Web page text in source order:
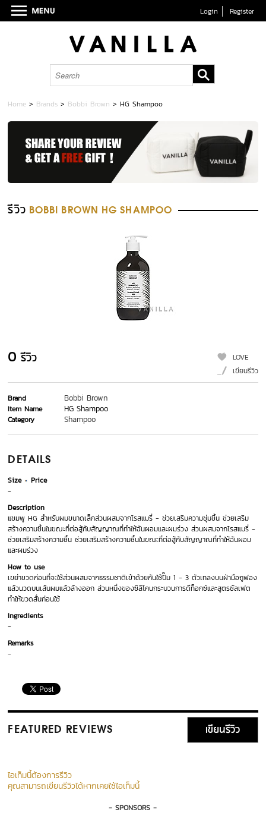
Login Register
Home > Brands > Bobbi Brown >HG Shampoo
รีวิว BOBBI BROWN HG SHAMPOO
0 รีวิว
LOVE
เขียนรีวิว
Brand Bobbi Brown
Item Name HG Shampoo
Category Shampoo
DETAILS
Size
Price
-
Description
แชมพู HG สำหรับผมขนาดเล็กส่วนผสมจากโรสแมรี่ - ช่วยเสริมความชุ่มชื้น ช่วยเสริม
สร้างความชื้นในขณะที่ต่อสู้กับสัญญาณที่ทำให้ฉันผอมและผมร่วง ส่วนผสมจากโรสแมรี่ -
ช่วยเสริมสร้างความชื้น ช่วยเสริมสร้างความชื้นในขณะที่ต่อสู้กับสัญญาณที่ทำให้ฉันผอม
และผมร่วง
How to use
เขย่าขวดก่อนที่จะใช้ส่วนผสมจากธรรมชาติเข้าด้วยกันใช้ปั๊ม 1 - 3 ตัวเทลงบนฝ่ามือถูฟอง
แล้วนวดบนเส้นผมแล้วล้างออก ส่วนหนึ่งของซิลิโคนกระบวนการดีท็อกซ์และสูตรซัลเฟต
ทำให้ขวดสั่นก่อนใช้
Ingredients
-
Remarks
-
FEATURED REVIEWS เขียนรีวิว
ไอเท็มนี้ต้องการรีวิว
คุณสามารถเขียนรีวิวได้หากเคยใช้ไอเท็มนี้
- SPONSORS -